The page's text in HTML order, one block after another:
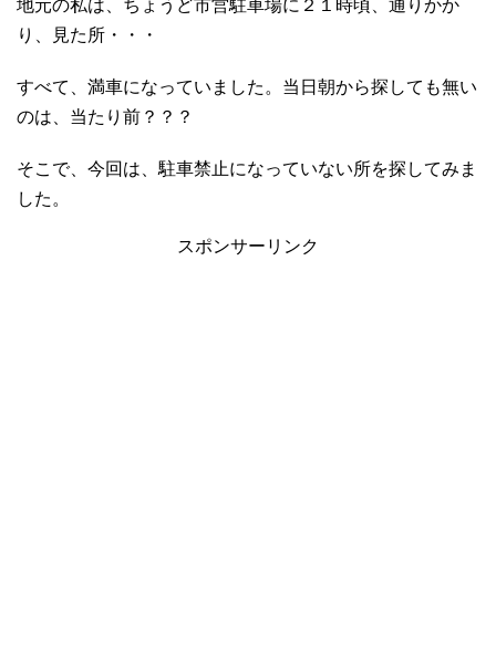
地元の私は、ちょうど市営駐車場に２１時頃、通りかか
り、見た所・・・
すべて、満車になっていました。当日朝から探しても無い
のは、当たり前？？？
そこで、今回は、駐車禁止になっていない所を探してみま
した。
スポンサーリンク